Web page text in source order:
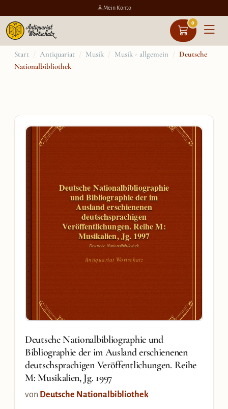
Mein Konto
0
Zum
Inhalt
Start / Antiquariat / Musik / Musik - allgemein / Deutsche
Nationalbibliothek
Deutsche Nationalbibliographie
und Bibliographie der im
Ausland erschienenen
deutschsprachigen
Veröffentlichungen. Reihe M:
Musikalien, Jg. 1997
Deutsche Nationalbibliothek
Antiquariat Wortschatz
Deutsche Nationalbibliographie und
Bibliographie der im Ausland erschienenen
deutschsprachigen Veröffentlichungen. Reihe
M: Musikalien, Jg. 1997
von Deutsche Nationalbibliothek